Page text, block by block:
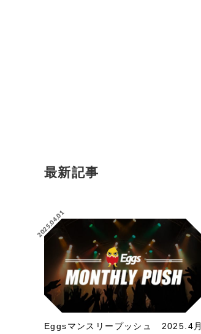
最新記事
2025.04.01
Eggsマンスリープッシュ 2025.4月